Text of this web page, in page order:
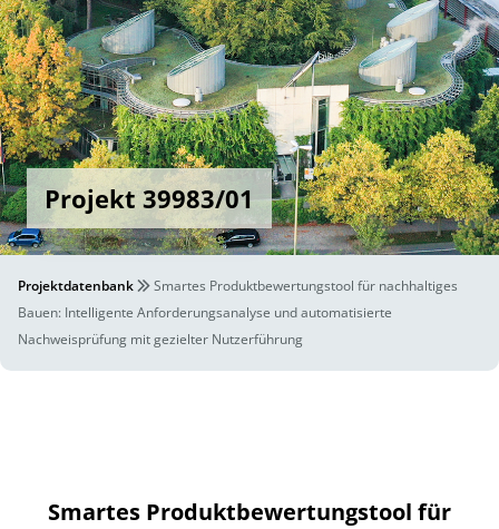
Projekt 39983/01
Projektdatenbank
Smartes Produktbewertungstool für nachhaltiges
Bauen: Intelligente Anforderungsanalyse und automatisierte
Nachweisprüfung mit gezielter Nutzerführung
Smartes Produktbewertungstool für